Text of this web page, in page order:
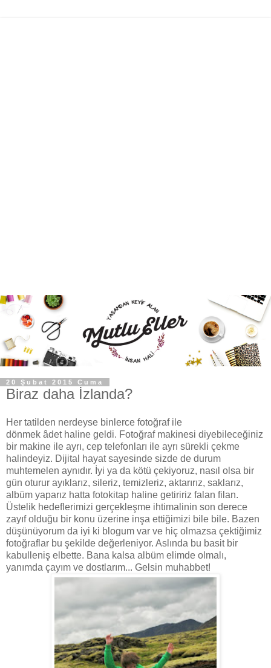
20 Şubat 2015 Cuma
Biraz daha İzlanda?
Her tatilden nerdeyse binlerce fotoğraf ile
dönmek âdethaline geldi. Fotoğraf makinesi diyebileceğiniz
bir makine ile ayrı, cep telefonları ile ayrı sürekli çekme
halindeyiz. Dijital hayat sayesinde sizde de durum
muhtemelen aynıdır. İyi ya da kötü çekiyoruz, nasıl olsa bir
gün oturur ayıklarız, sileriz, temizleriz, aktarırız, saklarız,
albüm yaparız hatta fotokitap haline getiririz falan filan.
Üstelik hedeflerimizi gerçekleşme ihtimalinin son derece
zayıf olduğu bir konu üzerine inşa ettiğimizi bile bile. Bazen
düşünüyorum da iyi ki blogum var ve hiç olmazsa çektiğimiz
fotoğraflar bu şekilde değerleniyor. Aslında bu basit bir
kabulleniş elbette. Bana kalsa albüm elimde olmalı,
yanımda çayım ve dostlarım... Gelsin muhabbet!